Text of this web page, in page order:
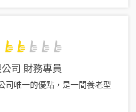
司 財務專員
司唯一的優點，是一間養老型